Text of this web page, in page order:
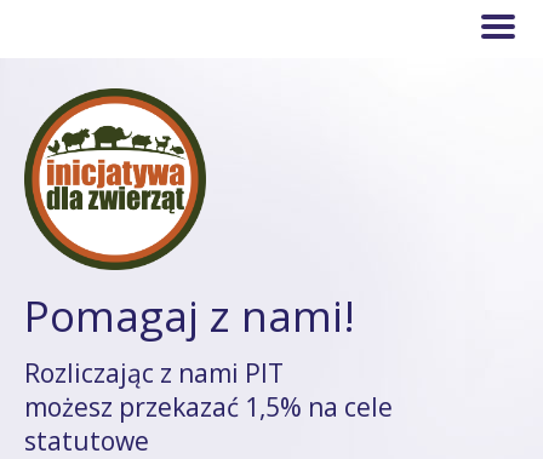
Pomagaj z nami!
Rozliczając z nami PIT
możesz przekazać 1,5% na cele
statutowe